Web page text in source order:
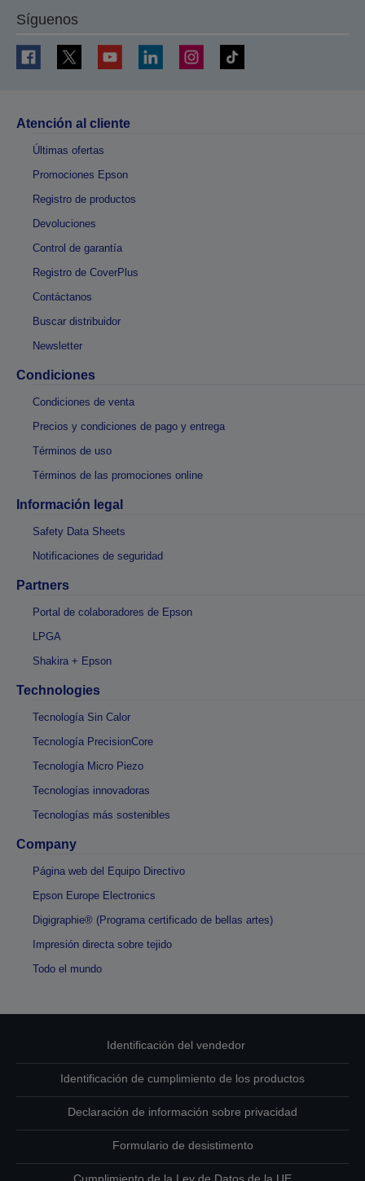
Síguenos
Atención al cliente
Últimas ofertas
Promociones Epson
Registro de productos
Devoluciones
Control de garantía
Registro de CoverPlus
Contáctanos
Buscar distribuidor
Newsletter
Condiciones
Condiciones de venta
Precios y condiciones de pago y entrega
Términos de uso
Términos de las promociones online
Información legal
Safety Data Sheets
Notificaciones de seguridad
Partners
Portal de colaboradores de Epson
LPGA
Shakira + Epson
Technologies
Tecnología Sin Calor
Tecnología PrecisionCore
Tecnología Micro Piezo
Tecnologías innovadoras
Tecnologías más sostenibles
Company
Página web del Equipo Directivo
Epson Europe Electronics
Digigraphie® (Programa certificado de bellas artes)
Impresión directa sobre tejido
Todo el mundo
Identificación del vendedor
Identificación de cumplimiento de los productos
Declaración de información sobre privacidad
Formulario de desistimento